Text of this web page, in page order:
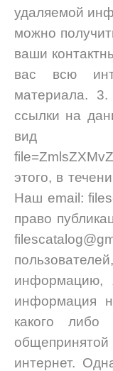
удаляемой
можно
ваши
вас всю
материала.
ссылки на
вид
этого, в
Наш email:
право
информацию,
информация
какого либо
интернет.